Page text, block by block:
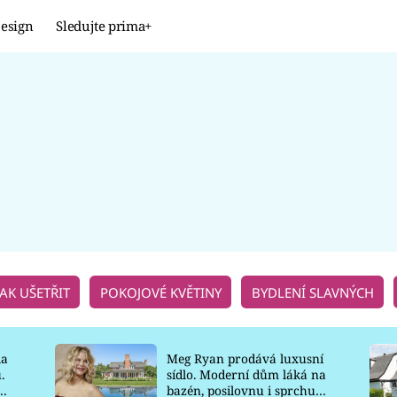
Sledujte prima+
UŠETŘIT POKOJOVÉ KVĚTINY BYDLENÍ SLAVNÝCH
Meg Ryan prodává luxusní
sídlo. Moderní dům láká na
bazén, posilovnu i sprchu